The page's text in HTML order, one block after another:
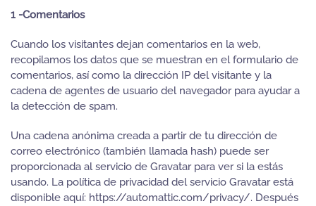
1 -Comentarios
Cuando los visitantes dejan comentarios en la web,
recopilamos los datos que se muestran en el formulario de
comentarios, así como la dirección IP del visitante y la
cadena de agentes de usuario del navegador para ayudar a
la detección de spam.
Una cadena anónima creada a partir de tu dirección de
correo electrónico (también llamada hash) puede ser
proporcionada al servicio de Gravatar para ver si la estás
usando. La política de privacidad del servicio Gravatar está
disponible aquí: https://automattic.com/privacy/. Después